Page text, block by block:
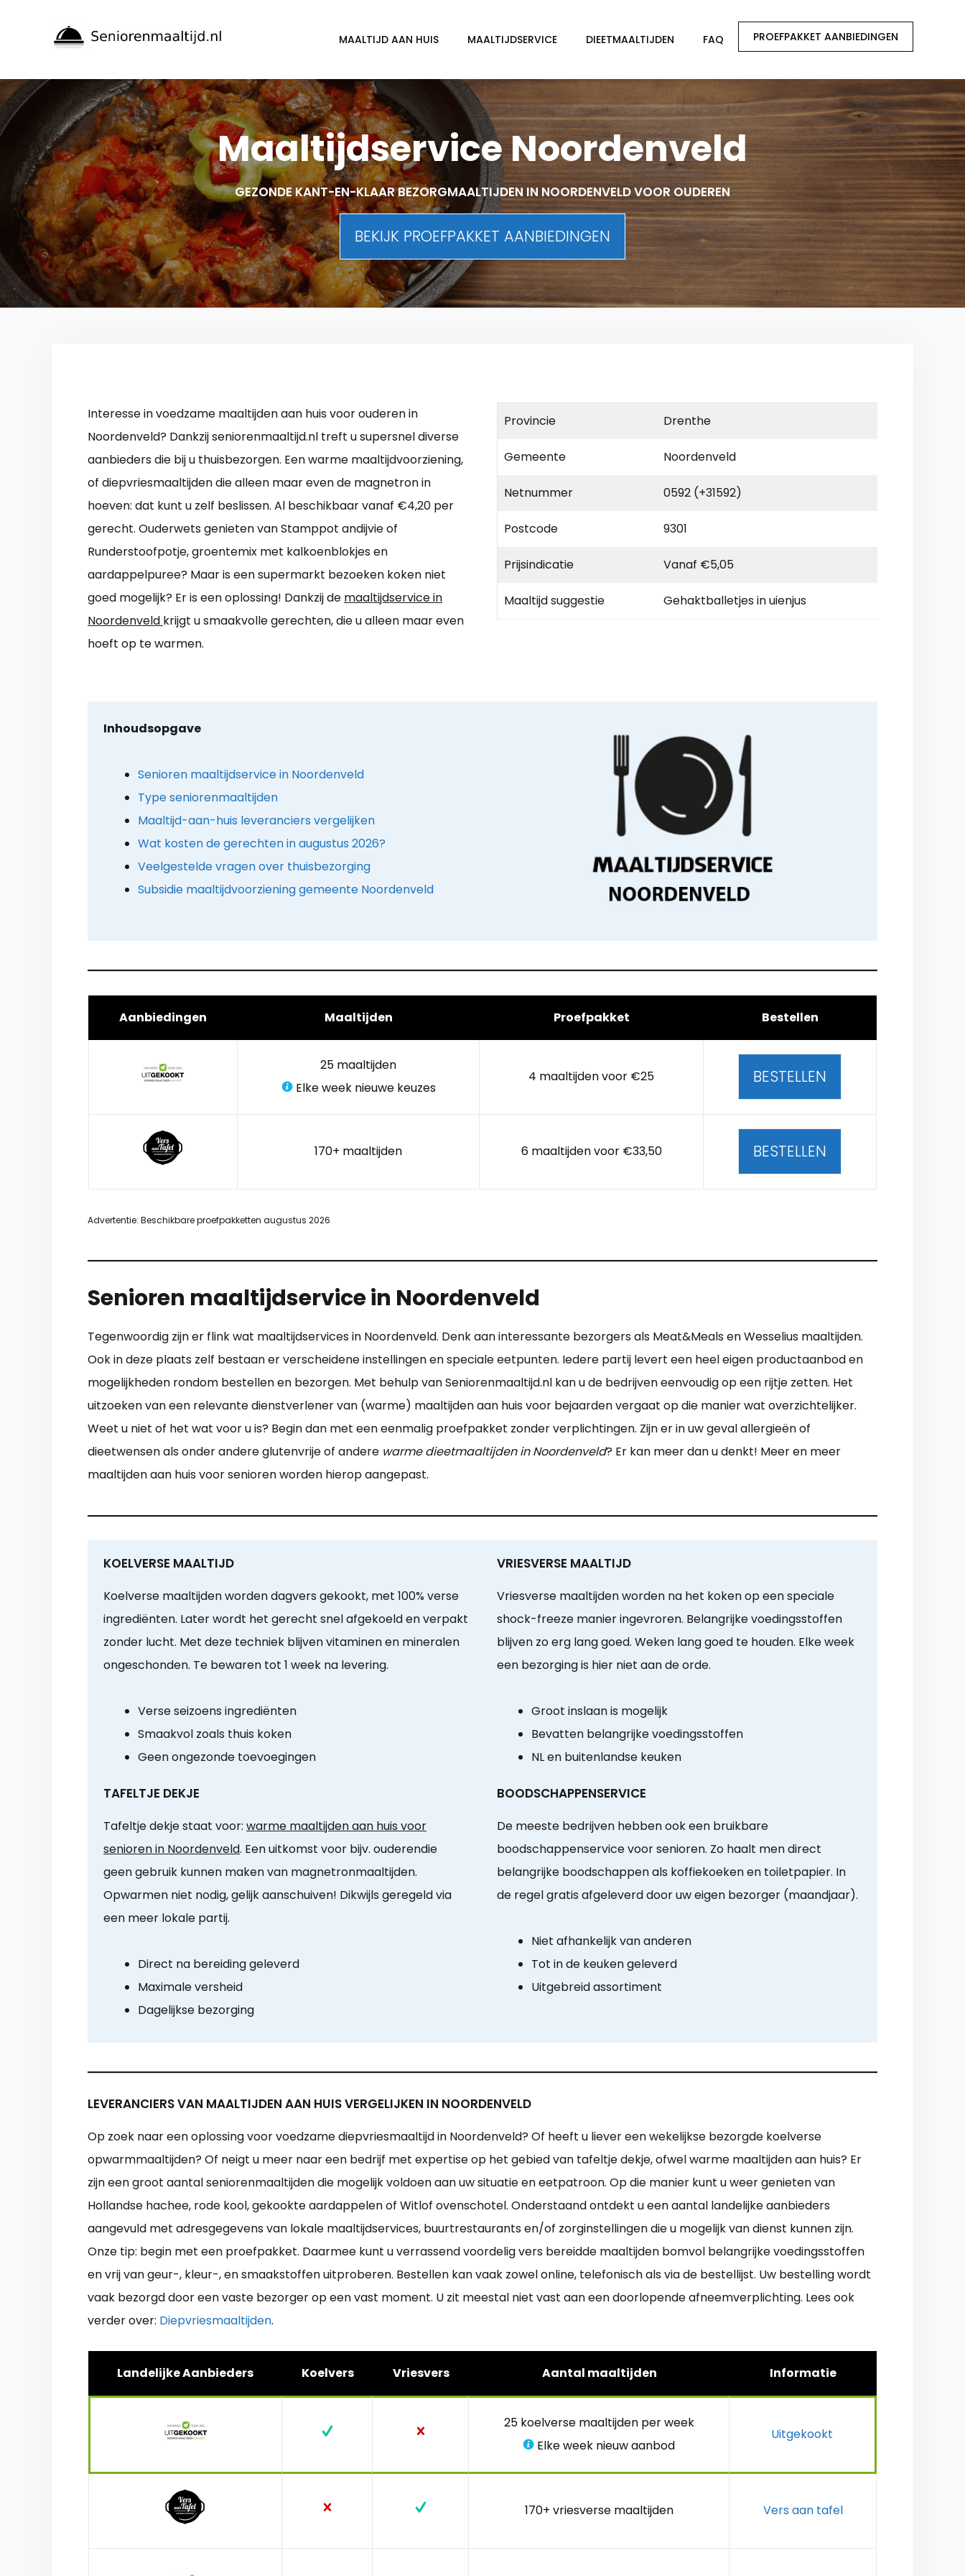
MAALTIJD AAN HUIS MAALTIJDSERVICE DIEETMAALTIJDEN FAQ PROEFPAKKET AANBIEDINGEN
Maaltijdservice Noordenveld
GEZONDE KANT-EN-KLAAR BEZORGMAALTIJDEN IN NOORDENVELD VOOR OUDEREN
BEKIJK PROEFPAKKET AANBIEDINGEN
Interesse in voedzame maaltijden aan huis voor ouderen in
Noordenveld? Dankzij seniorenmaaltijd.nl treft u supersnel diverse
aanbieders die bij u thuisbezorgen. Een warme maaltijdvoorziening,
of diepvriesmaaltijden die alleen maar even de magnetron in
hoeven: dat kunt u zelf beslissen. Al beschikbaar vanaf €4,20 per
gerecht. Ouderwets genieten van Stamppot andijvie of
Runderstoofpotje, groentemix met kalkoenblokjes en
aardappelpuree? Maar is een supermarkt bezoeken koken niet
goed mogelijk? Er is een oplossing! Dankzij de maaltijdservice in
Noordenveld krijgt u smaakvolle gerechten, die u alleen maar even
hoeft op te warmen.
Provincie Drenthe
Gemeente Noordenveld
Netnummer 0592 (+31592)
Postcode 9301
Prijsindicatie Vanaf €5,05
Maaltijd suggestie Gehaktballetjes in uienjus
Inhoudsopgave
Senioren maaltijdservice in Noordenveld
Type seniorenmaaltijden
Maaltijd-aan-huis leveranciers vergelijken
Wat kosten de gerechten in augustus 2026?
Veelgestelde vragen over thuisbezorging
Subsidie maaltijdvoorziening gemeente Noordenveld
Aanbiedingen Maaltijden Proefpakket Bestellen
25 maaltijden
Elke week nieuwe keuzes
4 maaltijden voor €25 BESTELLEN
170+ maaltijden 6 maaltijden voor €33,50 BESTELLEN
Advertentie: Beschikbare proefpakketten augustus 2026
Senioren maaltijdservice in Noordenveld
Tegenwoordig zijn er flink wat maaltijdservices in Noordenveld. Denk aan interessante bezorgers als Meat&Meals en Wesselius maaltijden.
Ook in deze plaats zelf bestaan er verscheidene instellingen en speciale eetpunten. Iedere partij levert een heel eigen productaanbod en
mogelijkheden rondom bestellen en bezorgen. Met behulp van Seniorenmaaltijd.nl kan u de bedrijven eenvoudig op een rijtje zetten. Het
uitzoeken van een relevante dienstverlener van (warme) maaltijden aan huis voor bejaarden vergaat op die manier wat overzichtelijker.
Weet u niet of het wat voor u is? Begin dan met een eenmalig proefpakket zonder verplichtingen. Zijn er in uw geval allergieën of
dieetwensen als onder andere glutenvrije of andere warme dieetmaaltijden in Noordenveld? Er kan meer dan u denkt! Meer en meer
maaltijden aan huis voor senioren worden hierop aangepast.
KOELVERSE MAALTIJD
Koelverse maaltijden worden dagvers gekookt, met 100% verse
ingrediënten. Later wordt het gerecht snel afgekoeld en verpakt
zonder lucht. Met deze techniek blijven vitaminen en mineralen
ongeschonden. Te bewaren tot 1 week na levering.
Verse seizoens ingrediënten
Smaakvol zoals thuis koken
Geen ongezonde toevoegingen
VRIESVERSE MAALTIJD
Vriesverse maaltijden worden na het koken op een speciale
shock-freeze manier ingevroren. Belangrijke voedingsstoffen
blijven zo erg lang goed. Weken lang goed te houden. Elke week
een bezorging is hier niet aan de orde.
Groot inslaan is mogelijk
Bevatten belangrijke voedingsstoffen
NL en buitenlandse keuken
TAFELTJE DEKJE
Tafeltje dekje staat voor: warme maaltijden aan huis voor
senioren in Noordenveld. Een uitkomst voor bijv. ouderendie
geen gebruik kunnen maken van magnetronmaaltijden.
Opwarmen niet nodig, gelijk aanschuiven! Dikwijls geregeld via
een meer lokale partij.
Direct na bereiding geleverd
Maximale versheid
Dagelijkse bezorging
BOODSCHAPPENSERVICE
De meeste bedrijven hebben ook een bruikbare
boodschappenservice voor senioren. Zo haalt men direct
belangrijke boodschappen als koffiekoeken en toiletpapier. In
de regel gratis afgeleverd door uw eigen bezorger (maandjaar).
Niet afhankelijk van anderen
Tot in de keuken geleverd
Uitgebreid assortiment
LEVERANCIERS VAN MAALTIJDEN AAN HUIS VERGELIJKEN IN NOORDENVELD
Op zoek naar een oplossing voor voedzame diepvriesmaaltijd in Noordenveld? Of heeft u liever een wekelijkse bezorgde koelverse
opwarmmaaltijden? Of neigt u meer naar een bedrijf met expertise op het gebied van tafeltje dekje, ofwel warme maaltijden aan huis? Er
zijn een groot aantal seniorenmaaltijden die mogelijk voldoen aan uw situatie en eetpatroon. Op die manier kunt u weer genieten van
Hollandse hachee, rode kool, gekookte aardappelen of Witlof ovenschotel. Onderstaand ontdekt u een aantal landelijke aanbieders
aangevuld met adresgegevens van lokale maaltijdservices, buurtrestaurants en/of zorginstellingen die u mogelijk van dienst kunnen zijn.
Onze tip: begin met een proefpakket. Daarmee kunt u verrassend voordelig vers bereidde maaltijden bomvol belangrijke voedingsstoffen
en vrij van geur-, kleur-, en smaakstoffen uitproberen. Bestellen kan vaak zowel online, telefonisch als via de bestellijst. Uw bestelling wordt
vaak bezorgd door een vaste bezorger op een vast moment. U zit meestal niet vast aan een doorlopende afneemverplichting. Lees ook
verder over: Diepvriesmaaltijden.
Landelijke Aanbieders Koelvers Vriesvers Aantal maaltijden Informatie
25 koelverse maaltijden per week
Elke week nieuw aanbod
Uitgekookt
170+ vriesverse maaltijden Vers aan tafel